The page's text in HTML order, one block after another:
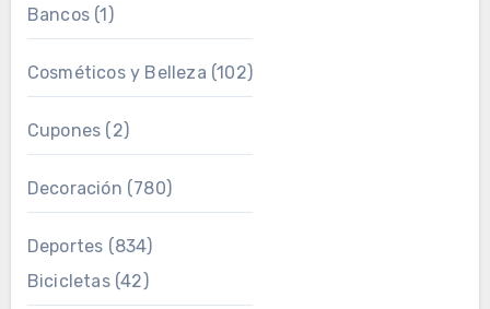
Bancos(1)
Cosméticos y Belleza (102)
Cupones (2)
Decoración (780)
Deportes (834)
Bicicletas(42)